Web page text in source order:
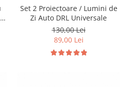
Set 2 Proiectoare / Lumini de
Zi Auto DRL Universale
130,00 Lei
89,00 Lei